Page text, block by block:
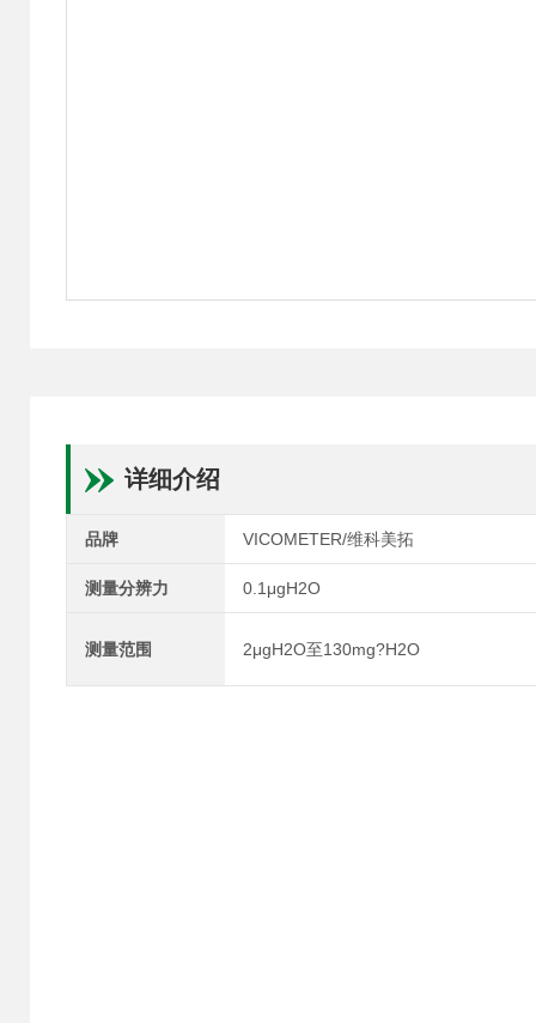
详细介绍
品牌 VICOMETER/维科美拓
测量分辨力 0.1μgH2O
测量范围 2μgH2O至130mg?H2O